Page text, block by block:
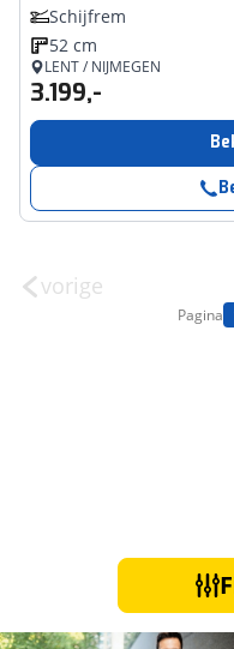
Schijfrem
52 cm
LENT / NIJMEGEN
3.199,-
vorige
Pagina